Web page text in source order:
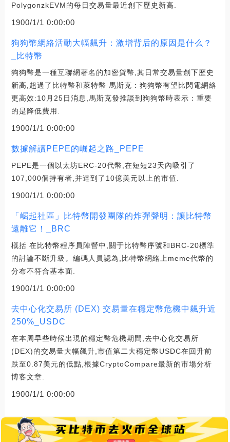
PolygonzkEVM的每日交易量最近創下歷史新高.
1900/1/1 0:00:00
狗狗幣網絡活動大幅飆升：激增背后的原因是什么？
_比特幣
狗狗幣是一種互聯網著名的加密貨幣,其日常交易量創下歷史
新高,超過了比特幣和萊特幣 馬斯克：狗狗幣有望比閃電網絡
更高效:10月25日消息,馬斯克發推談到狗狗幣時表示：重要
的是降低費用.
1900/1/1 0:00:00
數據解讀PEPE的崛起之路_PEPE
PEPE是一個以太坊ERC-20代幣,在短短23天內吸引了
107,000個持有者,并達到了10億美元以上的市值.
1900/1/1 0:00:00
「崛起社區」比特幣開發團隊的炸彈聲明：讓比特幣
遠離它！_BRC
概括 在比特幣程序員陣營中,關于比特幣序號和BRC-20標準
的討論不斷升級。編碼人員認為,比特幣網絡上meme代幣的
分布不符合基本面.
1900/1/1 0:00:00
去中心化交易所 (DEX) 交易量在穩定幣危機中飆升近
250%_USDC
在本周早些時候出現的穩定幣危機期間,去中心化交易所
(DEX)的交易量大幅飆升,市值第二大穩定幣USDC在回升前
跌至0.87美元的低點,根據CryptoCompare最新的市場分析
博客文章.
1900/1/1 0:00:00